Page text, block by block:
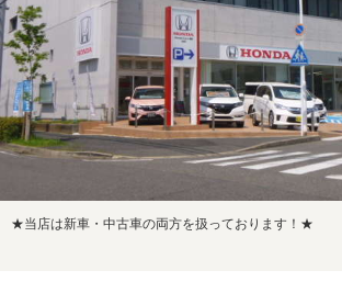
★当店は新車・中古車の両方を扱っております！★